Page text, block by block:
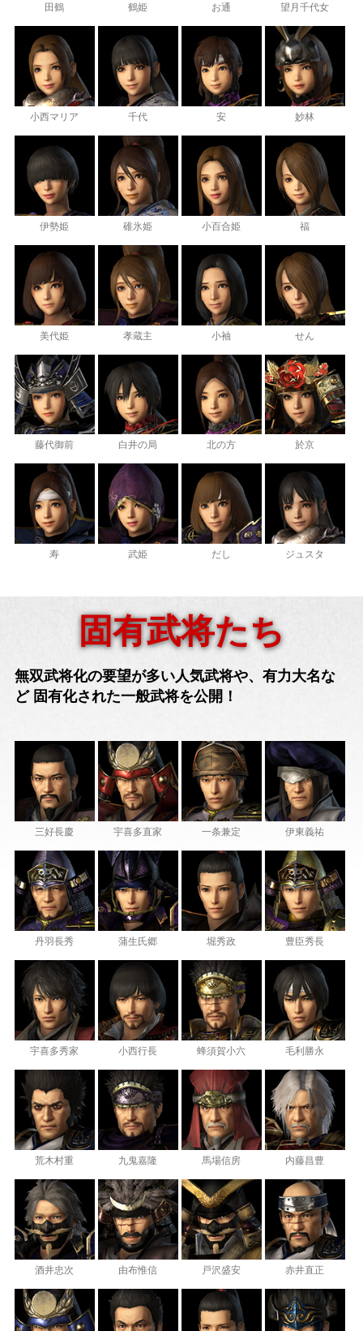
田鶴 鶴姫 お通 望月千代女
小西マリア 千代 安 妙林
伊勢姫 碓氷姫 小百合姫 福
美代姫 孝蔵主 小袖 せん
藤代御前 白井の局 北の方 於京
寿 武姫 だし ジュスタ
固有武将たち
無双武将化の要望が多い人気武将や、有力大名な
ど固有化された一般武将を公開！
三好長慶 宇喜多直家 一条兼定 伊東義祐
丹羽長秀 蒲生氏郷 堀秀政 豊臣秀長
宇喜多秀家 小西行長 蜂須賀小六 毛利勝永
荒木村重 九鬼嘉隆 馬場信房 内藤昌豊
酒井忠次 由布惟信 戸沢盛安 赤井直正